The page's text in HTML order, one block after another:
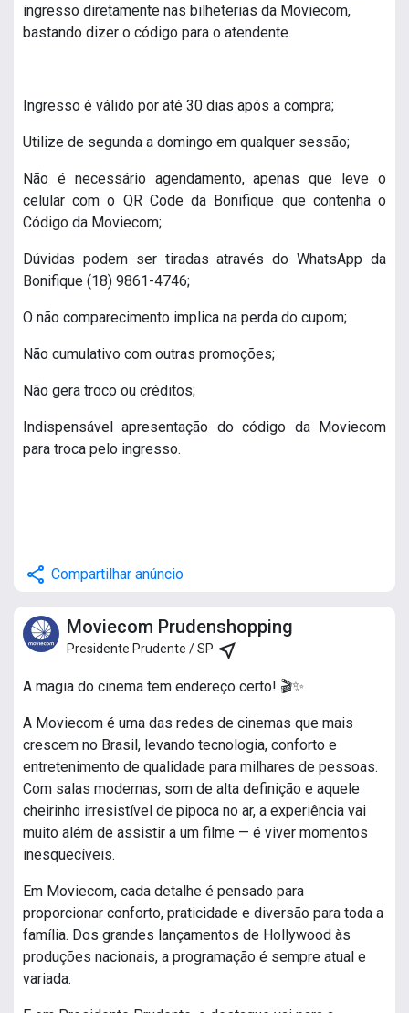
ingresso diretamente nas bilheterias da Moviecom,
bastando dizer o código para o atendente.
Ingresso é válido por até 30 dias após a compra;
Utilize de segunda a domingo em qualquer sessão;
Não é necessário agendamento, apenas que leve o
celular com o QR Code da Bonifique que contenha o
Código da Moviecom;
Dúvidas podem ser tiradas através do WhatsApp da
Bonifique (18) 9861-4746;
O não comparecimento implica na perda do cupom;
Não cumulativo com outras promoções;
Não gera troco ou créditos;
Indispensável apresentação do código da Moviecom
para troca pelo ingresso.
share Compartilhar anúncio
Moviecom Prudenshopping
Presidente Prudente / SP near_me
A magia do cinema tem endereço certo! 🎬✨
A Moviecom é uma das redes de cinemas que mais
crescem no Brasil, levando tecnologia, conforto e
entretenimento de qualidade para milhares de pessoas.
Com salas modernas, som de alta definição e aquele
cheirinho irresistível de pipoca no ar, a experiência vai
muito além de assistir a um filme — é viver momentos
inesquecíveis.
Em Moviecom, cada detalhe é pensado para
proporcionar conforto, praticidade e diversão para toda a
família. Dos grandes lançamentos de Hollywood às
produções nacionais, a programação é sempre atual e
variada.